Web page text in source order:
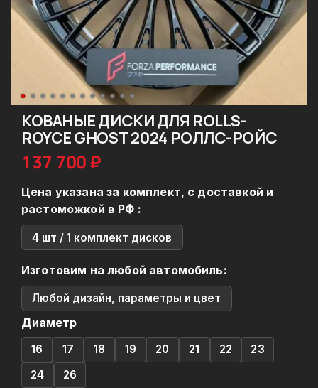
КОВАНЫЕ ДИСКИ ДЛЯ ROLLS-
ROYCE GHOST 2024 РОЛЛС-РОЙС
137 700 ₽
Цена указана за комплект, с доставкой и
растоможкой в РФ :
4 шт / 1 комплект дисков
Изготовим на любой автомобиль:
Любой дизайн, параметры и цвет
Диаметр
16 17 18 19 20 21 22
23
24
26